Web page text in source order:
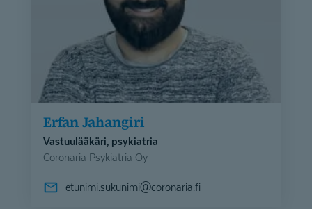
Erfan Jahangiri
Vastuulääkäri, psykiatria
Coronaria Psykiatria Oy
etunimi.sukunimi@coronaria.fi